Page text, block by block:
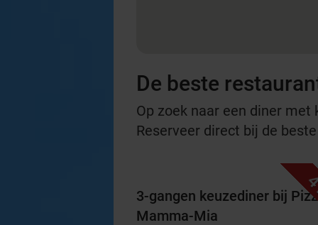
De beste
Op zoek naar een diner
Reserveer direct bij de
3-gangen keuzediner bij
Mamma-Mia